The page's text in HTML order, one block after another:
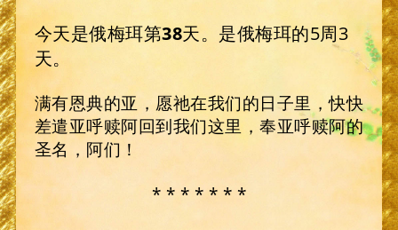
今天是俄梅珥第38天。是俄梅珥的5周3
天。
满有恩典的亚，愿祂在我们的日子里，快快
差遣亚呼赎阿回到我们这里，奉亚呼赎阿的
圣名，阿们！
* * * * * * *